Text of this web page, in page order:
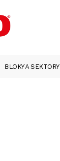
BLOKY A SEKTORY